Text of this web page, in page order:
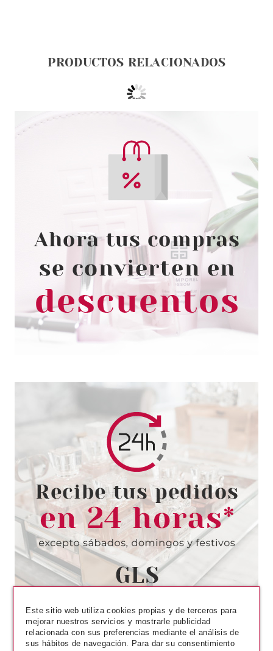
PRODUCTOS RELACIONADOS
ESSENCE
ESSENCE BLOSSOM DREAMS
VELVET LIP PENCIL 02 CALL
ME CORAL
Pvr 6.92€
-28%
desde
4.99€
ESSENCE
ESSENCE IN THE BLOOM'LIGHT
PERFILADOR DE LABIOS LIVE
IN FULL BLOOM
Pvr 2.29€
-15%
desde
1.95€
Este sitio web utiliza cookies propias y de terceros para
mejorar nuestros servicios y mostrarle publicidad
relacionada con sus preferencias mediante el análisis de
sus hábitos de navegación. Para dar su consentimiento